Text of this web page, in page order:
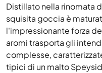
Distillato nella rinomata
squisita goccia è
l'impressionante forza
aromi trasporta gli
complesse,
tipici di un malto